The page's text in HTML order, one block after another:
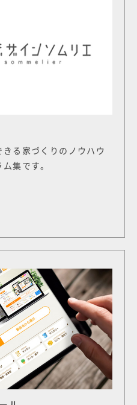
る家づくりのノウハウ
集です。